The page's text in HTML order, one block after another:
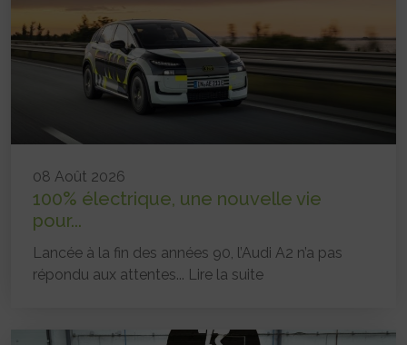
08 Août 2026
100% électrique, une nouvelle vie
pour...
Lancée à la fin des années 90, l’Audi A2 n’a pas
répondu aux attentes... Lire la suite